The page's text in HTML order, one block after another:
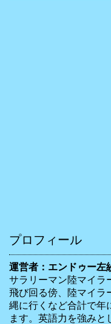
プロフィール
運営者：エンドゥー左
サラリーマン陸マイラ
飛び回る傍、陸マイラ
縄に行くなど合計で年
ます。英語力を強みと